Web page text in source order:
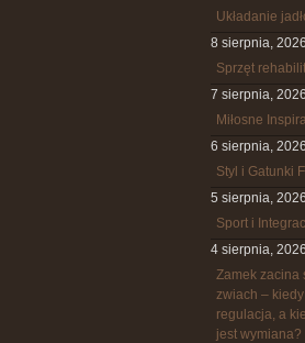
Układanie
8 sierpnia, 2026
Sprzęt
7 sierpnia, 2026
Miłosne
6 sierpnia, 2026
Styl i Gatunki
5 sierpnia, 2026
Sport i
4 sierpnia, 2026
Zamek zacina
zwiach –
regulacja, a
jest wymiana?